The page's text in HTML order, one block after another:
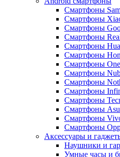
Смартфоны
Смартфоны
Смартфоны
Смартфоны
Смартфоны
Смартфоны
Смартфоны
Смартфоны
Смартфоны
Смартфоны
Смартфоны
Смартфоны
Смартфоны
Смартфоны
Аксессуары и
Наушники и
Умные часы и